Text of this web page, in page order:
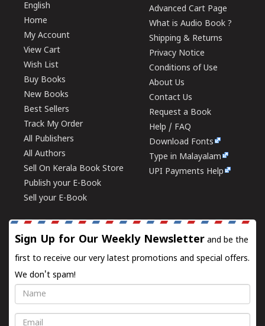
English
Home
My Account
View Cart
Wish List
Buy Books
New Books
Best Sellers
Track My Order
All Publishers
All Authors
Sell On Kerala Book Store
Publish your E-Book
Sell your E-Book
Advanced Cart Page
What is Audio Book ?
Shipping & Returns
Privacy Notice
Conditions of Use
About Us
Contact Us
Request a Book
Help / FAQ
Download Fonts
Type in Malayalam
UPI Payments Help
Sign Up for Our Weekly Newsletter and be the
first to receive our very latest promotions and special offers.
We don't spam!
Name
Email